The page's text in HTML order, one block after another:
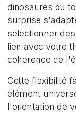
dinosaures ou
surprise
sélectionner
lien avec votre
cohérence de
Cette flexibilité
élément
l'orientation de